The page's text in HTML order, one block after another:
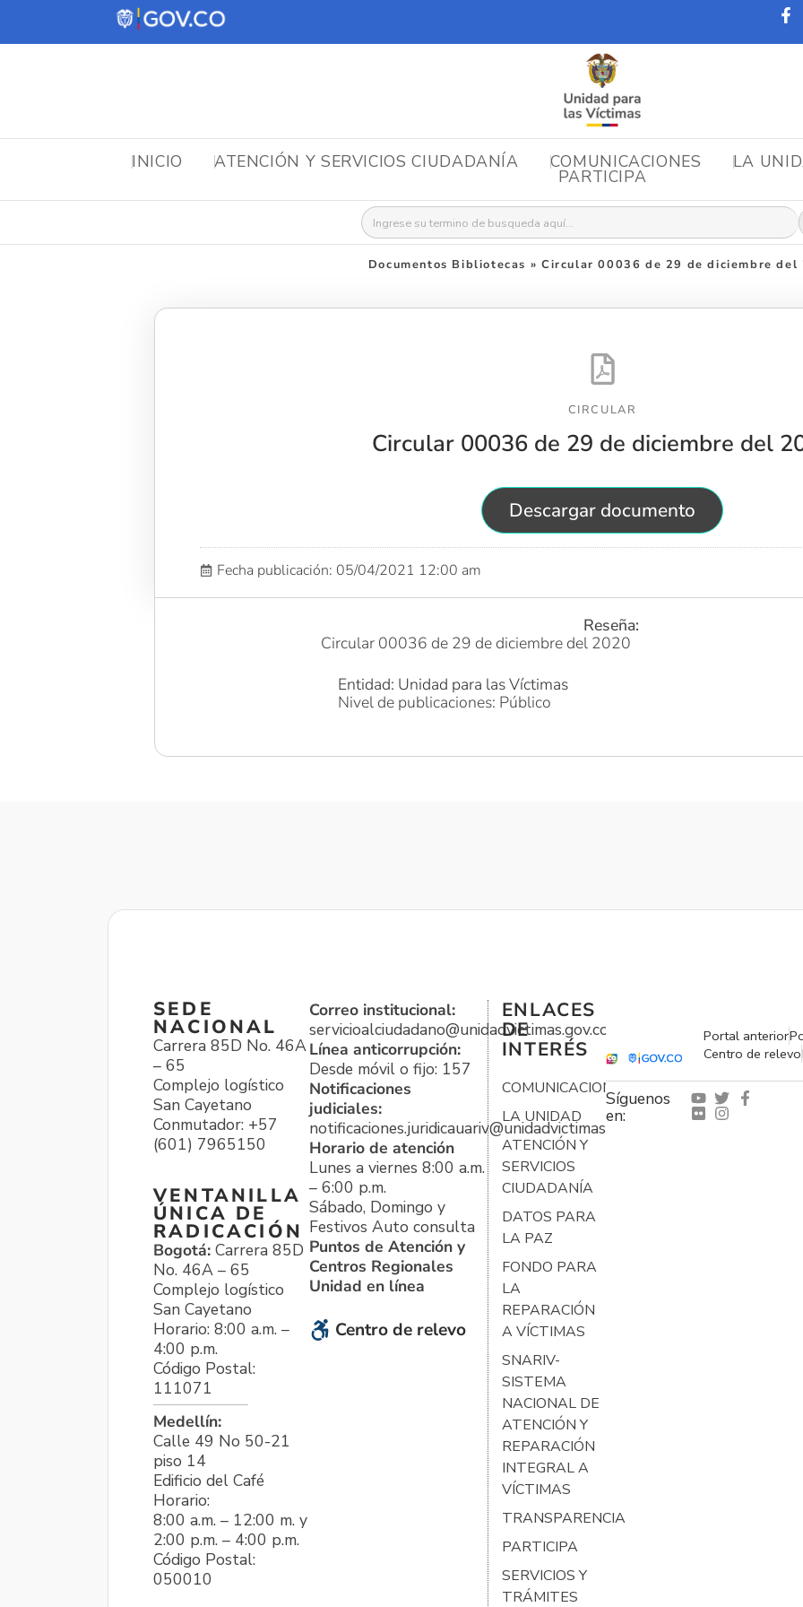
INICIO ATENCIÓN Y SERVICIOS CIUDADANÍA COMUNICACIONES LA
PARTICIPA
Buscar:
Documentos Bibliotecas » Circular 00036 de 29 de diciembre del
CIRCULAR
Circular 00036 de 29 de diciembre del
Descargar documento
Fecha publicación: 05/04/2021 12:00 am
Reseña:
Circular 00036 de 29 de diciembre del 2020
Entidad: Unidad para las Víctimas
Nivel de publicaciones: Público
SEDE
NACIONAL
Carrera 85D No. 46A
– 65
Complejo logístico
San Cayetano
Conmutador: +57
(601) 7965150
VENTANILLA
ÚNICA DE
RADICACIÓN
Bogotá: Carrera 85D
No. 46A – 65
Complejo logístico
San Cayetano
Horario: 8:00 a.m. –
4:00 p.m.
Código Postal:
111071
Medellín:
Calle 49 No 50-21
piso 14
Edificio del Café
Horario:
8:00 a.m. – 12:00 m. y
2:00 p.m. – 4:00 p.m.
Código Postal:
050010
Correo institucional:
servicioalciudadano@unidadvictimas.gov.co
Línea anticorrupción:
Desde móvil o fijo: 157
Notificaciones
judiciales:
notificaciones.juridicauariv@unidadvictimas.gov.co
Horario de atención
Lunes a viernes 8:00 a.m.
– 6:00 p.m.
Sábado, Domingo y
Festivos Auto consulta
Puntos de Atención y
Centros Regionales
Unidad en línea
Centro de relevo
ENLACES
DE
INTERÉS
COMUNICACIONES
LA UNIDAD
ATENCIÓN Y
SERVICIOS
CIUDADANÍA
DATOS PARA
LA PAZ
FONDO PARA
LA
REPARACIÓN
A VÍCTIMAS
SNARIV-
SISTEMA
NACIONAL DE
ATENCIÓN Y
REPARACIÓN
INTEGRAL A
VÍCTIMAS
TRANSPARENCIA
PARTICIPA
SERVICIOS Y
TRÁMITES
Portal anterior
Centro de relevo
Síguenos
en: